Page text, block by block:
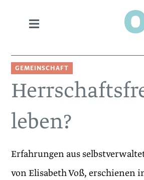
GEMEINSCHAFT
leben?
Erfahrungen aus
von Elisabeth Voß, erschienen